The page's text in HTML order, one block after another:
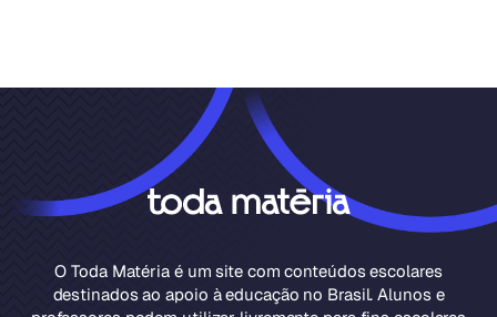
O Toda Matéria é um site com conteúdos escolares
destinados ao apoio à educação no Brasil. Alunos e